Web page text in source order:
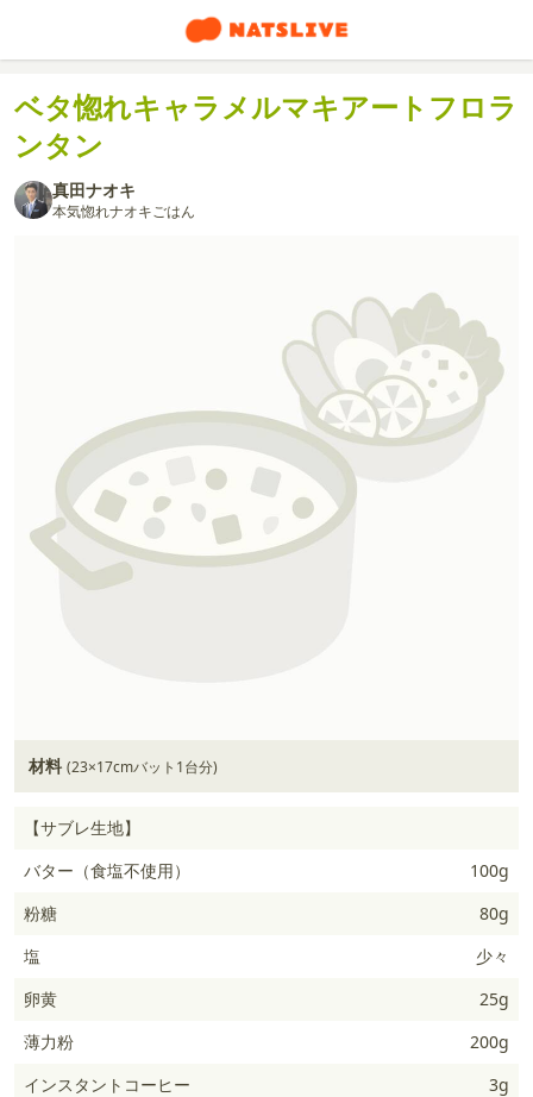
ベタ惚れキャラメルマキアートフロラ
ンタン
真田ナオキ
本気惚れナオキごはん
材料 (23×17cmバット1台分)
【サブレ生地】
バター（食塩不使用）
100g
粉糖
80g
塩
少々
卵黄
25g
薄力粉
200g
インスタントコーヒー
3g